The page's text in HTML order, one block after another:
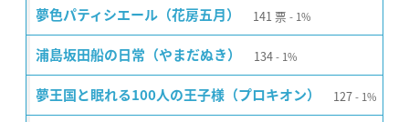
夢色パティシエール（花房五月） 141 票 1%
浦島坂田船の日常（やまだぬき） 134 1%
夢王国と眠れる100人の王子様（プロキオン） 127 1%